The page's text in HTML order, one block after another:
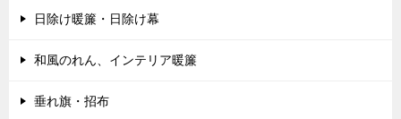
日除け暖簾・日除け幕
和風のれん、インテリア暖簾
垂れ旗・招布